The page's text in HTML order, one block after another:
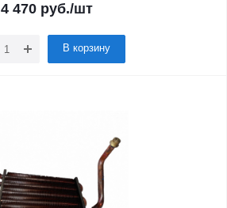
4 470руб./шт
В корзину